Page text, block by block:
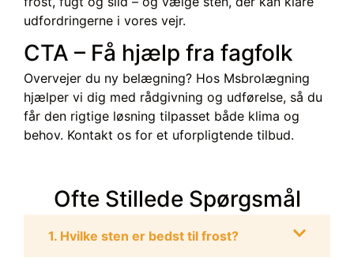
udfordringerne i vores vejr.
CTA – Få hjælp fra fagfolk
Overvejer du ny belægning? Hos Msbrolægning
hjælper vi dig med rådgivning og udførelse, så du
får den rigtige løsning tilpasset både klima og
behov. Kontakt os for et uforpligtende tilbud.
Ofte Stillede Spørgsmål
1. Hvilke sten er bedst til frost?